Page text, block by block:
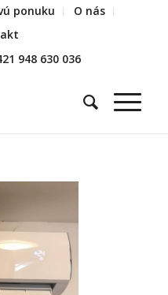
ponuku
O nás
948 630 036